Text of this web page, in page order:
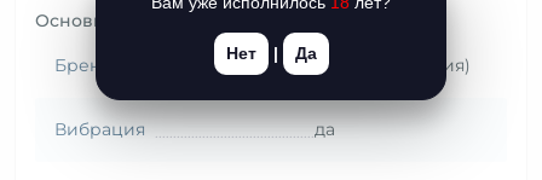
Основные характеристики
Бренд (Страна) Dorcel (Франция)
Вибрация да
Нет | Да